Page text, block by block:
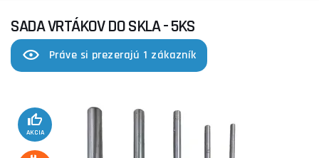
SADA VRTÁKOV DO SKLA - 5KS
Práve si prezerajú 1 zákazník
AKCIA